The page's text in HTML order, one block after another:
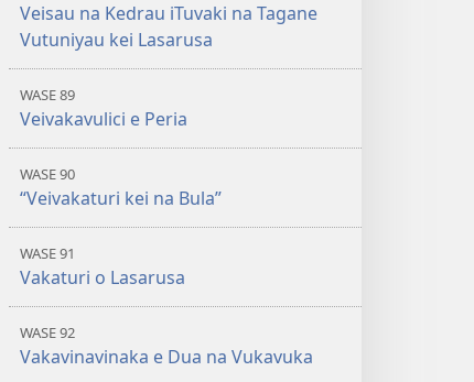
Veisau na Kedrau iTuvaki na Tagane
Vutuniyau kei Lasarusa
WASE 89
Veivakavulici e Peria
WASE 90
“Veivakaturi kei na Bula”
WASE 91
Vakaturi o Lasarusa
WASE 92
Vakavinavinaka e Dua na Vukavuka